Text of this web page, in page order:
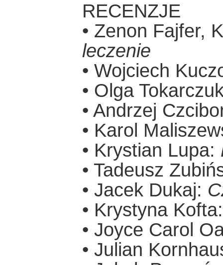
RECENZJE
• Zenon Fajfer,
leczenie
• Wojciech
• Olga
• Andrzej
• Karol
• Krystian Lupa:
• Tadeusz
• Jacek Dukaj:
• Krystyna
• Joyce Carol
• Julian